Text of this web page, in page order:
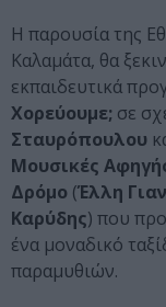
Η παρουσία της
Καλαμάτα, θα
εκπαιδευτικά
Χορεύουμε; σε
Σταυρόπουλου
Μουσικές
Δρόμο (Έλλη
Καρύδης) που
ένα μοναδικό
παραμυθιών.